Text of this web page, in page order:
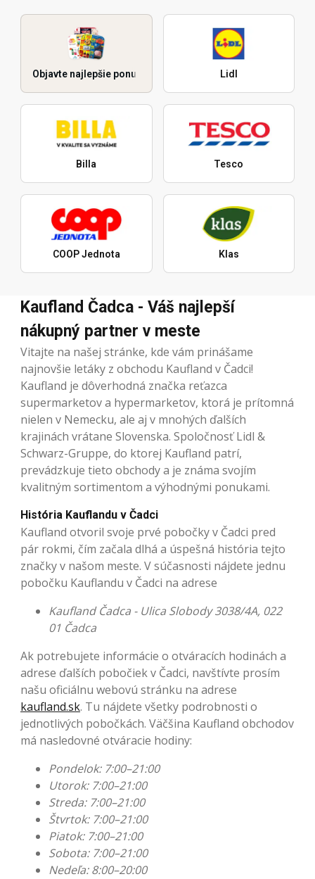
Objavte najlepšie ponuky Lidl
Billa Tesco
COOP Jednota Klas
Kaufland Čadca - Váš najlepší
nákupný partner v meste
Vitajte na našej stránke, kde vám prinášame
najnovšie letáky z obchodu Kaufland v Čadci!
Kaufland je dôverhodná značka reťazca
supermarketov a hypermarketov, ktorá je prítomná
nielen v Nemecku, ale aj v mnohých ďalších
krajinách vrátane Slovenska. Spoločnosť Lidl &
Schwarz-Gruppe, do ktorej Kaufland patrí,
prevádzkuje tieto obchody a je známa svojím
kvalitným sortimentom a výhodnými ponukami.
História Kauflandu v Čadci
Kaufland otvoril svoje prvé pobočky v Čadci pred
pár rokmi, čím začala dlhá a úspešná história tejto
značky v našom meste. V súčasnosti nájdete jednu
pobočku Kauflandu v Čadci na adrese
Kaufland Čadca - Ulica Slobody 3038/4A, 022
01 Čadca
Ak potrebujete informácie o otváracích hodinách a
adrese ďalších pobočiek v Čadci, navštívte prosím
našu oficiálnu webovú stránku na adrese
kaufland.sk. Tu nájdete všetky podrobnosti o
jednotlivých pobočkách. Väčšina Kaufland obchodov
má nasledovné otváracie hodiny:
Pondelok: 7:00–21:00
Utorok: 7:00–21:00
Streda: 7:00–21:00
Štvrtok: 7:00–21:00
Piatok: 7:00–21:00
Sobota: 7:00–21:00
Nedeľa: 8:00–20:00